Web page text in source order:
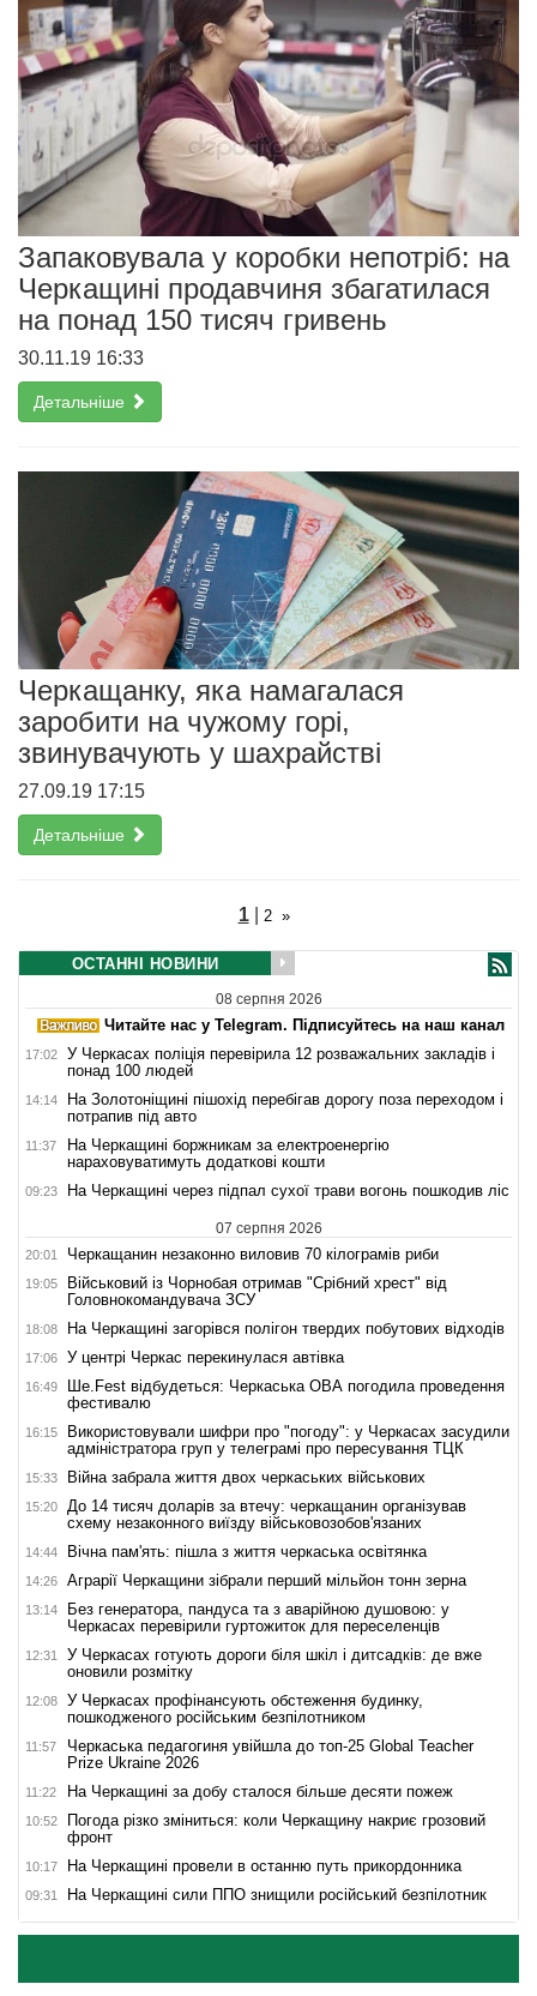
Запаковувала у коробки непотріб: на
Черкащині продавчиня збагатилася
на понад 150 тисяч гривень
30.11.19 16:33
Детальніше
Черкащанку, яка намагалася
заробити на чужому горі,
звинувачують у шахрайстві
27.09.19 17:15
Детальніше
1| 2 »
ОСТАННІ НОВИНИ
08 серпня 2026
Читайте нас у Telegram. Підписуйтесь на наш канал
17:02
У Черкасах поліція перевірила 12 розважальних закладів і
понад 100 людей
14:14
На Золотоніщині пішохід перебігав дорогу поза переходом і
потрапив під авто
11:37
На Черкащині боржникам за електроенергію
нараховуватимуть додаткові кошти
09:23 На Черкащині через підпал сухої трави вогонь пошкодив ліс
07 серпня 2026
20:01 Черкащанин незаконно виловив 70 кілограмів риби
19:05
Військовий із Чорнобая отримав "Срібний хрест" від
Головнокомандувача ЗСУ
18:08 На Черкащині загорівся полігон твердих побутових відходів
17:06 У центрі Черкас перекинулася автівка
16:49
Ше.Fest відбудеться: Черкаська ОВА погодила проведення
фестивалю
16:15
Використовували шифри про "погоду": у Черкасах засудили
адміністратора груп у телеграмі про пересування ТЦК
15:33 Війна забрала життя двох черкаських військових
15:20
До 14 тисяч доларів за втечу: черкащанин організував
схему незаконного виїзду військовозобов'язаних
14:44 Вічна пам'ять: пішла з життя черкаська освітянка
14:26 Аграрії Черкащини зібрали перший мільйон тонн зерна
13:14
Без генератора, пандуса та з аварійною душовою: у
Черкасах перевірили гуртожиток для переселенців
12:31
У Черкасах готують дороги біля шкіл і дитсадків: де вже
оновили розмітку
12:08
У Черкасах профінансують обстеження будинку,
пошкодженого російським безпілотником
11:57
Черкаська педагогиня увійшла до топ-25 Global Teacher
Prize Ukraine 2026
11:22 На Черкащині за добу сталося більше десяти пожеж
10:52
Погода різко зміниться: коли Черкащину накриє грозовий
фронт
10:17 На Черкащині провели в останню путь прикордонника
09:31 На Черкащині сили ППО знищили російський безпілотник